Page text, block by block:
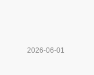
2026-06-01